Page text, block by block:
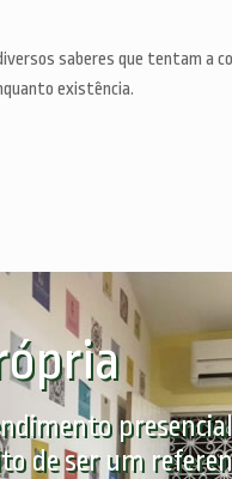
saberes que tentam a
existência.
de ser um